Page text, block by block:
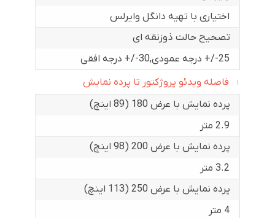
اختیاری با تهیه دانگل وایرلس
تصحیح حالت ذوزنقه ای
25-/+ درجه عمودی
,30-/+ درجه افقی
فاصله ویدئو پروژکتور تا پرده نمایش
پرده نمایش با عرض 180 (89 اینچ)
2.9 متر
پرده نمایش با عرض 200 (98 اینچ)
3.2 متر
پرده نمایش با عرض 250 (113 اینچ)
4 متر